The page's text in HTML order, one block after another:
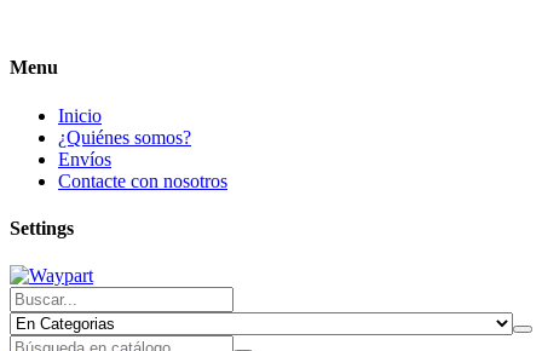
Menu
Inicio
¿Quiénes somos?
Envíos
Contacte con nosotros
Settings